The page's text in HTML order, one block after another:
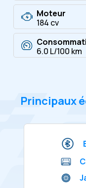
Moteur
184 cv
6.0 L/100 km
Principaux